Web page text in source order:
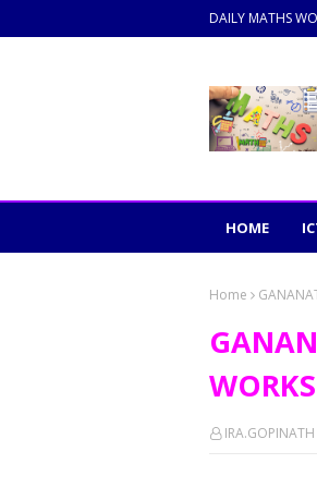
DAILY MATHS
HOME
Home
IRA.GOPINATH